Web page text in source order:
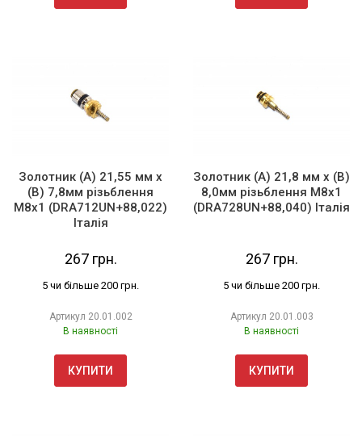
Золотник (А) 21,55 мм х
(В) 7,8мм різьблення
М8х1 (DRA712UN+88,022)
Італія
267 грн.
5 чи більше 200 грн.
Артикул 20.01.002
В наявності
КУПИТИ
Золотник (А) 21,8 мм х (В)
8,0мм різьблення М8х1
(DRA728UN+88,040) Італія
267 грн.
5 чи більше 200 грн.
Артикул 20.01.003
В наявності
КУПИТИ